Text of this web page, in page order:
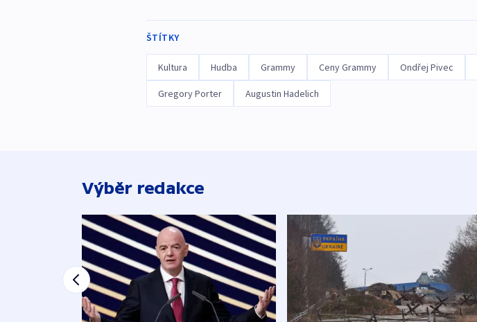
ŠTÍTKY
Kultura Hudba Grammy Ceny Grammy Ondřej Pivec
Gregory Porter Augustin Hadelich
Výběr redakce